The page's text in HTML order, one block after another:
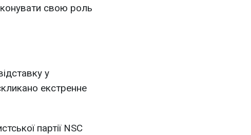
свою роль
у
екстренне
партії NSC